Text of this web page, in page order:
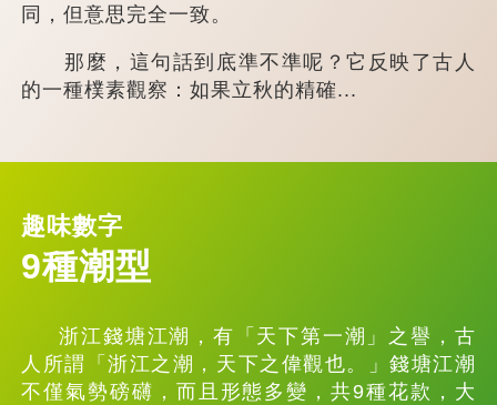
同，但意思完全一致。
那麼，這句話到底準不準呢？它反映了古人
的一種樸素觀察：如果立秋的精確...
趣味數字
9種潮型
浙江錢塘江潮，有「天下第一潮」之譽，古
人所謂「浙江之潮，天下之偉觀也。」錢塘江潮
不僅氣勢磅礴，而且形態多變，共9種花款，大